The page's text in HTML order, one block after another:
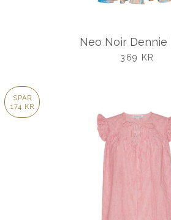
Neo Noir Dennie
369 KR
SPAR
174 KR